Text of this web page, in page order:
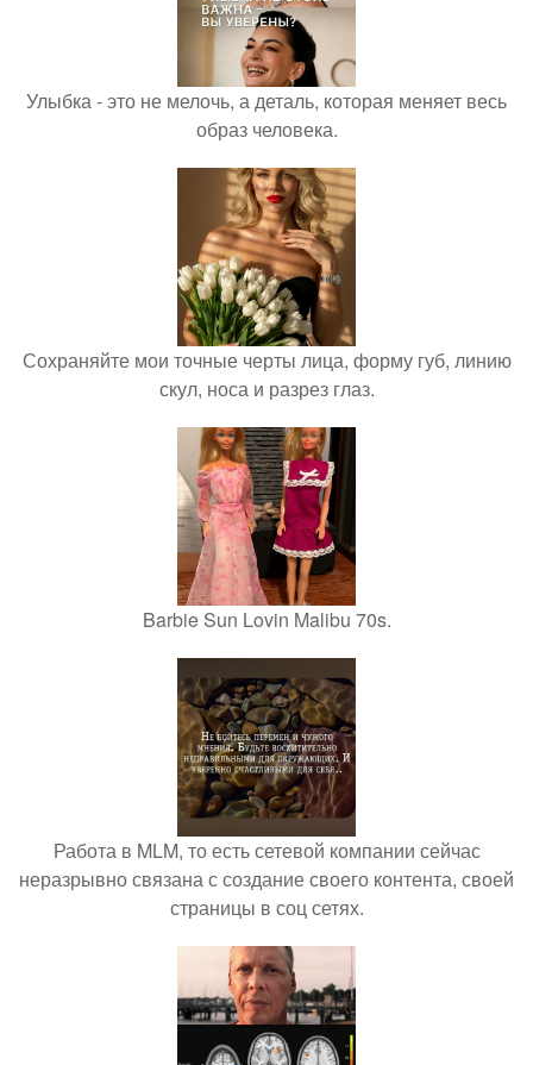
Улыбка - это не мелочь, а деталь, которая меняет весь
образ человека.
Сохраняйте мои точные черты лица, форму губ, линию
скул, носа и разрез глаз.
Barbie Sun Lovin Malibu 70s.
Работа в MLM, то есть сетевой компании сейчас
неразрывно связана с создание своего контента, своей
страницы в соц сетях.